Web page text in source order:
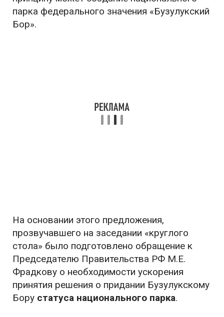
парка федерального значения «Бузулукский
Бор».
На основании этого предложения,
прозвучавшего на заседании «круглого
стола» было подготовлено обращение к
Председателю Правительства РФ М.Е.
Фрадкову о необходимости ускорения
принятия решения о придании Бузулукскому
Бору статуса национального парка.